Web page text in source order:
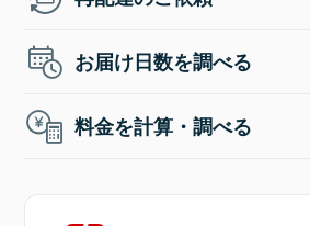
お届け日数を調べる
料金を計算・調べる